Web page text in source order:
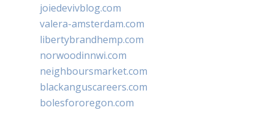
joiedevivblog.com
valera-amsterdam.com
libertybrandhemp.com
norwoodinnwi.com
neighboursmarket.com
blackanguscareers.com
bolesfororegon.com